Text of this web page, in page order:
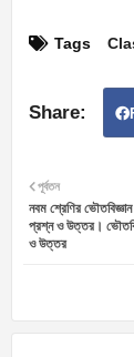
Tags
পূর্বতন
নবম শ্রেণির
প্রশ্ন ও উত্তর।
ও উত্তর